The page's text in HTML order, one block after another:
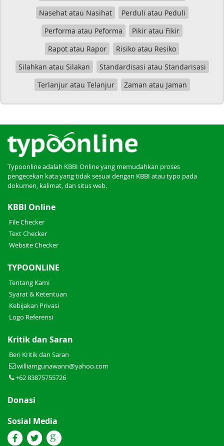
Nasehat atau Nasihat
Perduli atau Peduli
Performa atau Peforma
Pikir atau Fikir
Rapot atau Rapor
Risiko atau Resiko
Silahkan atau Silakan
Standardisasi atau Standarisasi
Terlanjur atau Telanjur
Zaman atau Jaman
Typoonline adalah KBBI Online yang memudahkan proses
pengecekan kata yang tidak sesuai dengan KBBI atau typo pada
dokumen, kalimat, dan situs web.
KBBI Online
File Checker
Text Checker
Website Checker
TYPOONLINE
Tentang Kami
Syarat & Ketentuan
Kebijakan Privasi
Logo Referensi
Kritik dan Saran
Beri Kritik dan Saran
williamgunawann@yahoo.com
+62 83875755726
Donasi
Sosial Media